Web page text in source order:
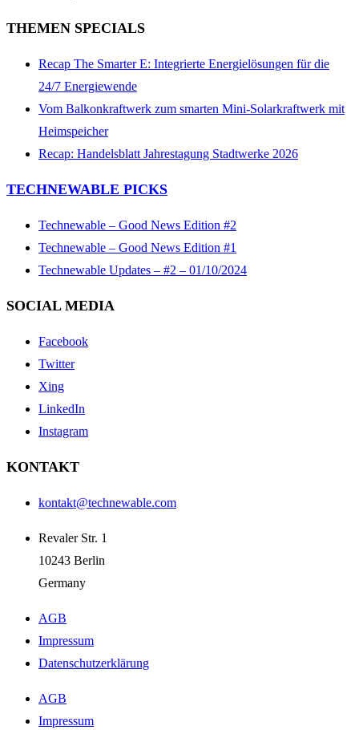
THEMEN SPECIALS
Recap The Smarter E: Integrierte Energielösungen für die
24/7 Energiewende
Vom Balkonkraftwerk zum smarten Mini-Solarkraftwerk mit
Heimspeicher
Recap: Handelsblatt Jahrestagung Stadtwerke 2026
TECHNEWABLE PICKS
Technewable – Good News Edition #2
Technewable – Good News Edition #1
Technewable Updates – #2 – 01/10/2024
SOCIAL MEDIA
Facebook
Twitter
Xing
LinkedIn
Instagram
KONTAKT
kontakt@technewable.com
Revaler Str. 1
10243 Berlin
Germany
AGB
Impressum
Datenschutzerklärung
AGB
Impressum